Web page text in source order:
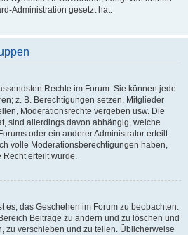
Administration gesetzt hat.
Rechte im Forum. Sie können jede
z. B. Berechtigungen setzen, Mitglieder
Moderationsrechte vergeben usw. Die
sind allerdings davon abhängig, welche
oder ein anderer Administrator erteilt
volle Moderationsberechtigungen haben,
erteilt wurde.
es, das Geschehen im Forum zu beobachten.
Beiträge zu ändern und zu löschen und
zu verschieben und zu teilen. Üblicherweise